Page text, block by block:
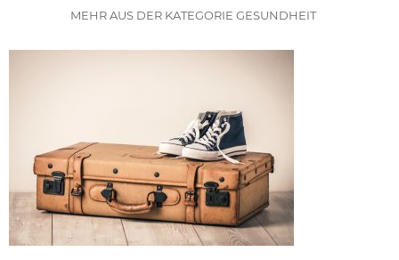
MEHR AUS DER KATEGORIE GESUNDHEIT